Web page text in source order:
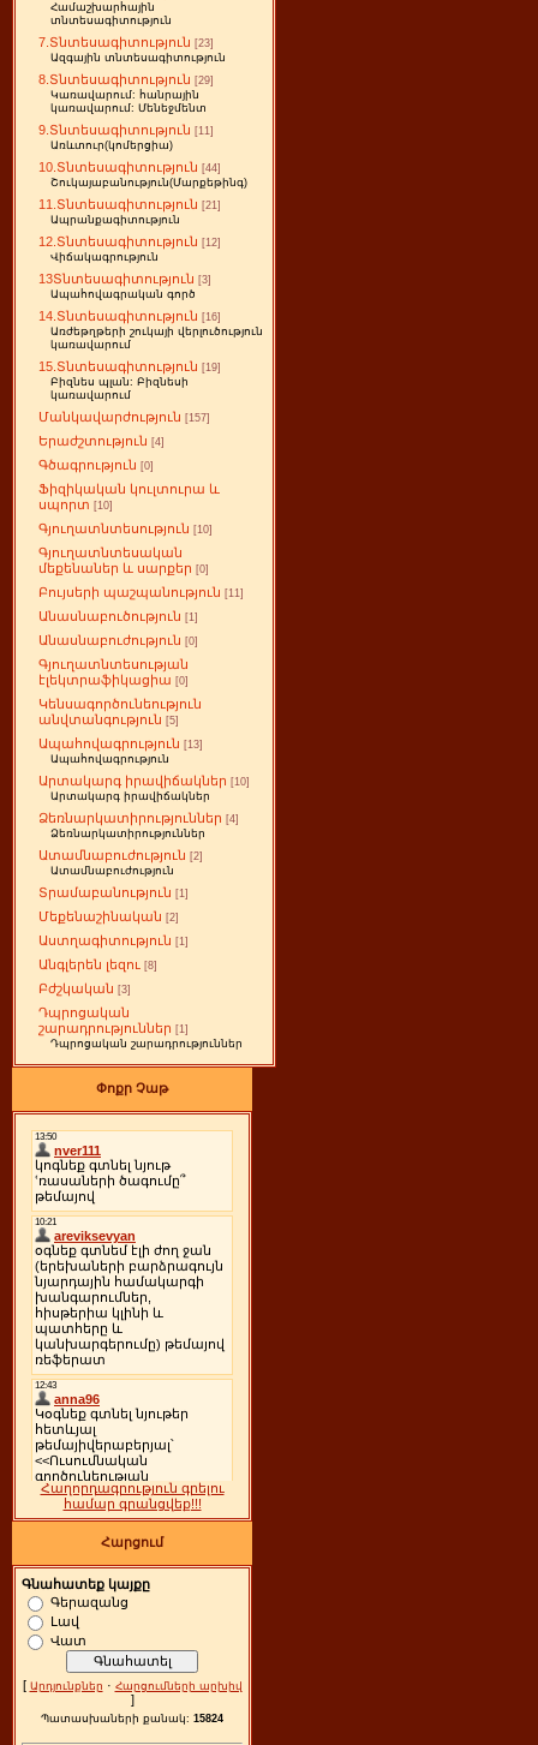
Համաշխարհային
տնտեսագիտություն
7.Տնտեսագիտություն [23]
Ազգային տնտեսագիտություն
8.Տնտեսագիտություն [29]
Կառավարում: հանրային
կառավարում: Մենեջմենտ
9.Տնտեսագիտություն [11]
Առևտուր(կոմերցիա)
10.Տնտեսագիտություն [44]
Շուկայաբանություն(Մարքեթինգ)
11.Տնտեսագիտություն [21]
Ապրանքագիտություն
12.Տնտեսագիտություն [12]
Վիճակագրություն
13Տնտեսագիտություն [3]
Ապահովագրական գործ
14.Տնտեսագիտություն [16]
Առժեթղթերի շուկայի վերլուծություն
կառավարում
15.Տնտեսագիտություն [19]
Բիզնես պլան: Բիզնեսի
կառավարում
Մանկավարժություն [157]
Երաժշտություն [4]
Գծագրություն [0]
Ֆիզիկական կուլտուրա և
սպորտ [10]
Գյուղատնտեսություն [10]
Գյուղատնտեսական
մեքենաներ և սարքեր [0]
Բույսերի պաշպանություն [11]
Անասնաբուծություն [1]
Անասնաբուժություն [0]
Գյուղատնտեսության
էլեկտրաֆիկացիա [0]
Կենսագործունեություն
անվտանգություն [5]
Ապահովագրություն [13]
Ապահովագրություն
Արտակարգ իրավիճակներ [10]
Արտակարգ իրավիճակներ
Ձեռնարկատիրություններ [4]
Ձեռնարկատիրություններ
Ատամնաբուժություն [2]
Ատամնաբուժություն
Տրամաբանություն [1]
Մեքենաշինական [2]
Աստղագիտություն [1]
Անգլերեն լեզու [8]
Բժշկական [3]
Դպրոցական
շարադրություններ [1]
Դպրոցական շարադրություններ
Փոքր Չաթ
Հաղորդագրություն գրելու
համար գրանցվեք!!!
Հարցում
Գնահատեք կայքը
Գերազանց
Լավ
Վատ
[ Արդյունքներ · Հարցումների արխիվ
]
Պատասխաների քանակ: 15824